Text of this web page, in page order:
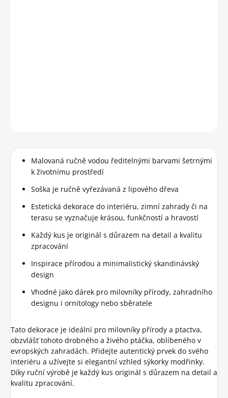
Malovaná ručně vodou ředitelnými barvami šetrnými
k životnímu prostředí
Soška je ručně vyřezávaná z lipového dřeva
Estetická dekorace do interiéru, zimní zahrady či na
terasu se vyznačuje krásou, funkčností a hravostí
Každý kus je originál s důrazem na detail a kvalitu
zpracování
Inspirace přírodou a minimalistický skandinávský
design
Vhodné jako dárek pro milovníky přírody, zahradního
designu i ornitology nebo sběratele
Tato dekorace je ideální pro milovníky přírody a ptactva,
obzvlášť tohoto drobného a živého ptáčka, oblíbeného v
evropských zahradách. Přidejte autentický prvek do svého
interiéru a užívejte si elegantní vzhled sýkorky modřinky.
Díky ruční výrobě je každý kus originál s důrazem na detail a
kvalitu zpracování.